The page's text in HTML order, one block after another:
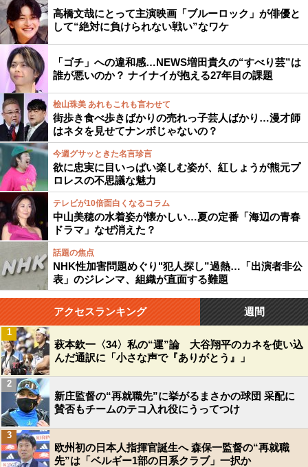
高橋文哉にとって主演映画「ブルーロック」が俳優と
して“絶対に負けられない戦い”なワケ
「ゴチ」への違和感…NEWS増田貴久の“すべり芸”は
誰が悪いのか？ ナイナイが抱える27年目の課題
桧山珠美 あれもこれも言わせて
街歩き食べ歩きばかりの売れっ子芸人ばかり…漫才師
はネタを見せてナンボじゃないの？
今週グサッときた名言珍言
欲に忠実に目いっぱい楽しむ姿が、紅しょうが熊元プ
ロレスの不思議な魅力
テレビが10倍面白くなるコラム
中山美穂の水着姿が懐かしい…夏の定番「海辺の青春
ドラマ」なぜ消えた？
話題の焦点
NHK性加害問題めぐり"犯人探し”過熱…「出演者非公
表」のジレンマ、組織が直面する難題
アクセスランキング 週間
萩本欽一〈34〉私の“運”論 大谷翔平のカネを使い込
んだ通訳に「小さな声で『ありがとう』」
1
新庄監督の“再就職先”に挙がるまさかの球団 采配に
賛否もチームのテコ入れ役にうってつけ
2
欧州初の日本人指揮官誕生へ 森保一監督の“再就職
先”は「ベルギー1部の日系クラブ」一択か
3